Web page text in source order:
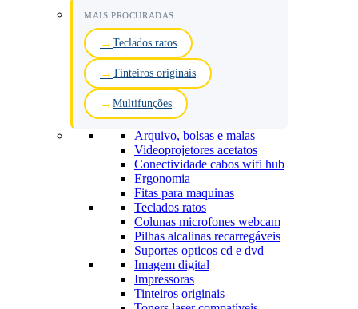
MAIS PROCURADAS
Teclados ratos
Tinteiros originais
Multifunções
Arquivo, bolsas e malas
Videoprojetores acetatos
Conectividade cabos wifi hub
Ergonomia
Fitas para maquinas
Teclados ratos
Colunas microfones webcam
Pilhas alcalinas recarregáveis
Suportes opticos cd e dvd
Imagem digital
Impressoras
Tinteiros originais